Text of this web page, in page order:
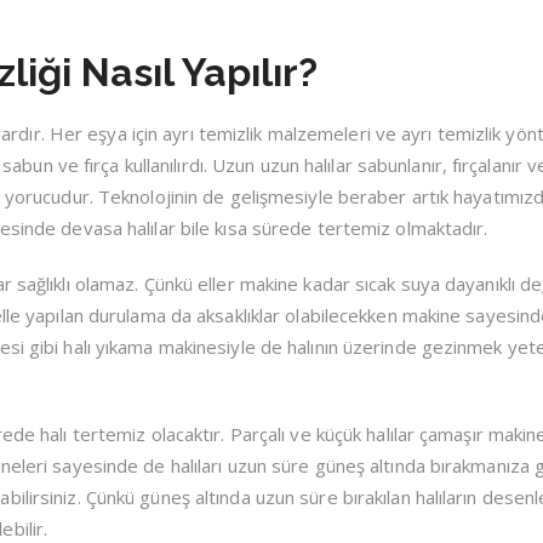
Nasıl Yapılır?
Her eşya için ayrı temizlik malzemeleri ve ayrı temizlik
ve fırça kullanılırdı. Uzun uzun halılar sabunlanır, fırçalanır
Teknolojinin de gelişmesiyle beraber artık
devasa halılar bile kısa sürede tertemiz olmaktadır.
sağlıklı olamaz. Çünkü eller makine kadar sıcak suya dayanıklı
yapılan durulama da aksaklıklar olabilecekken makine
gibi halı yıkama makinesiyle de halının üzerinde gezinmek
halı tertemiz olacaktır. Parçalı ve küçük halılar çamaşır
sayesinde de halıları uzun süre güneş altında bırakmanıza
Çünkü güneş altında uzun süre bırakılan halıların